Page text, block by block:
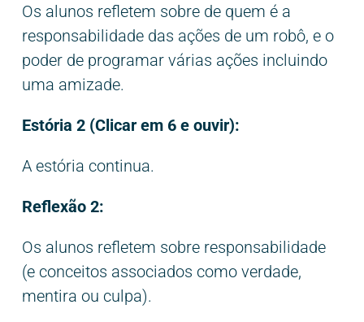
Os alunos refletem sobre de quem é a
responsabilidade das ações de um robô, e o
poder de programar várias ações incluindo
uma amizade.
Estória 2 (Clicar em 6 e ouvir):
A estória continua.
Reflexão 2:
Os alunos refletem sobre responsabilidade
(e conceitos associados como verdade,
mentira ou culpa).